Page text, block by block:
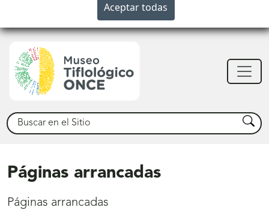
Buscar Buscar
Páginas arrancadas
Páginas arrancadas